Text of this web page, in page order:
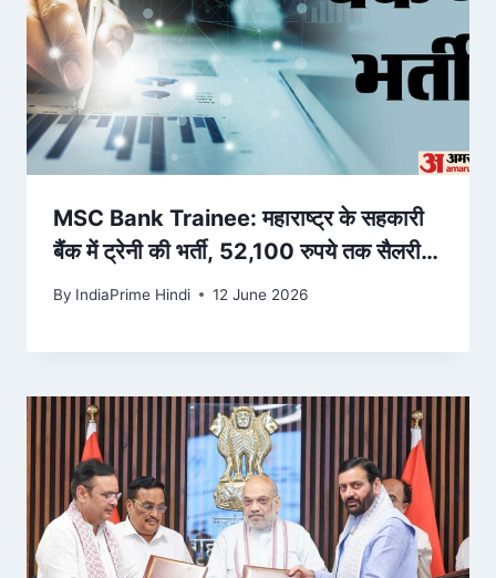
MSC Bank Trainee: महाराष्ट्र के सहकारी
बैंक में ट्रेनी की भर्ती, 52,100 रुपये तक सैलरी;
जानें पात्रता मानदंड – Amar Ujala
By IndiaPrime Hindi 12 June 2026